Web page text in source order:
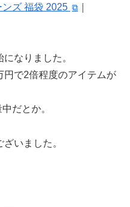
ンズ 福袋 2025
なりました。
円で2倍程度のアイテムが
だとか。
いました。